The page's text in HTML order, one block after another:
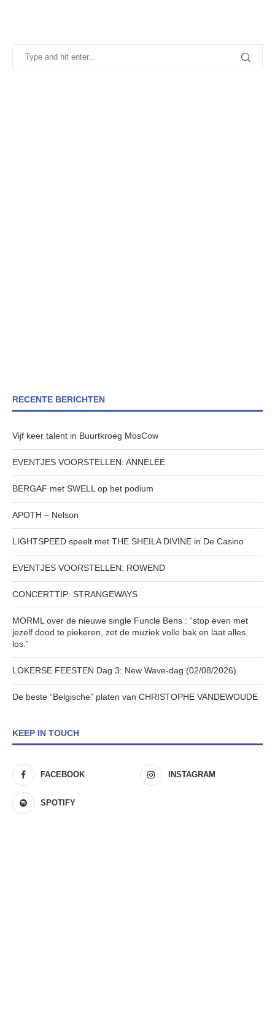
RECENTE BERICHTEN
Vijf keer talent in Buurtkroeg MosCow
EVENTJES VOORSTELLEN: ANNELEE
BERGAF met SWELL op het podium
APOTH – Nelson
LIGHTSPEED speelt met THE SHEILA DIVINE in De Casino
EVENTJES VOORSTELLEN: ROWEND
CONCERTTIP: STRANGEWAYS
MORML over de nieuwe single Funcle Bens : “stop even met
jezelf dood te piekeren, zet de muziek volle bak en laat alles
los.”
LOKERSE FEESTEN Dag 3: New Wave-dag (02/08/2026)
De beste “Belgische” platen van CHRISTOPHE VANDEWOUDE
KEEP IN TOUCH
FACEBOOK INSTAGRAM
SPOTIFY